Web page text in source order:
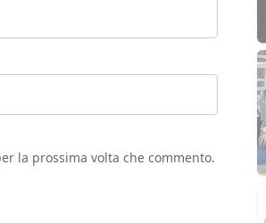
la prossima volta che commento.